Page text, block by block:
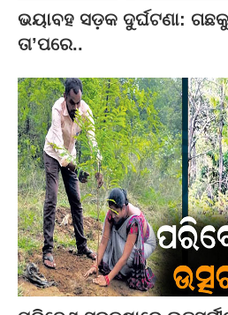
ଭୟାବହ ସଡ଼କ ଦୁର୍ଘଟଣା:
ତା’ପରେ..